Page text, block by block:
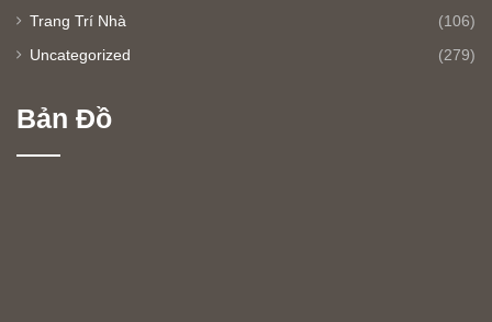
public (64)
Tin Tức Khác (94)
Uncategorized